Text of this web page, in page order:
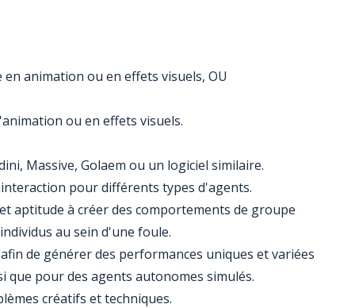
animation ou en effets visuels, OU
ou en effets visuels.
Massive, Golaem ou un logiciel similaire.
pour différents types d'agents.
aptitude à créer des comportements de groupe
au sein d'une foule.
de générer des performances uniques et variées
que pour des agents autonomes simulés.
créatifs et techniques.